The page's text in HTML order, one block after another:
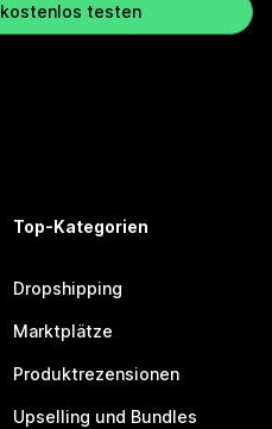
testen
Top-Kategorien
Dropshipping
Marktplätze
Produktrezensionen
Upselling und Bundles